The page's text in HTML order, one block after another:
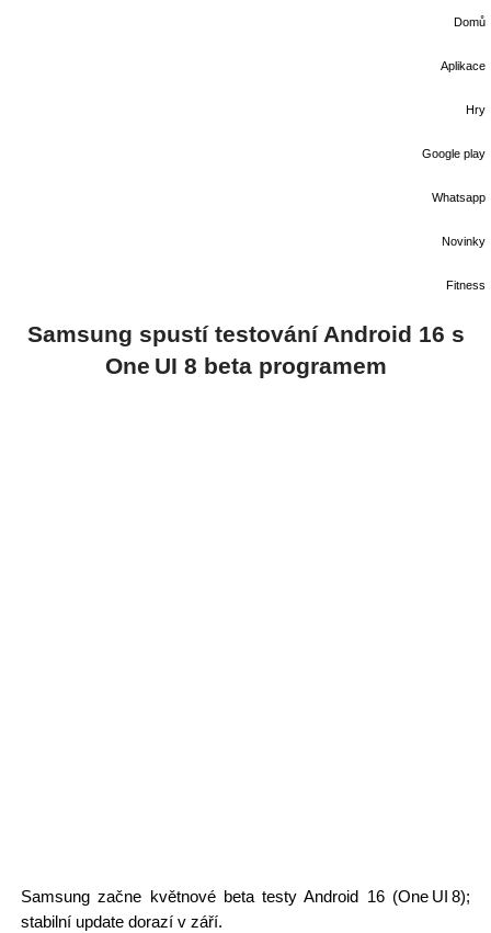
Domů
Aplikace
Hry
Google play
Whatsapp
Novinky
Fitness
Samsung spustí testování Android 16 s
One UI 8 beta programem
Samsung začne květnové beta testy Android 16 (One UI 8);
stabilní update dorazí v září.